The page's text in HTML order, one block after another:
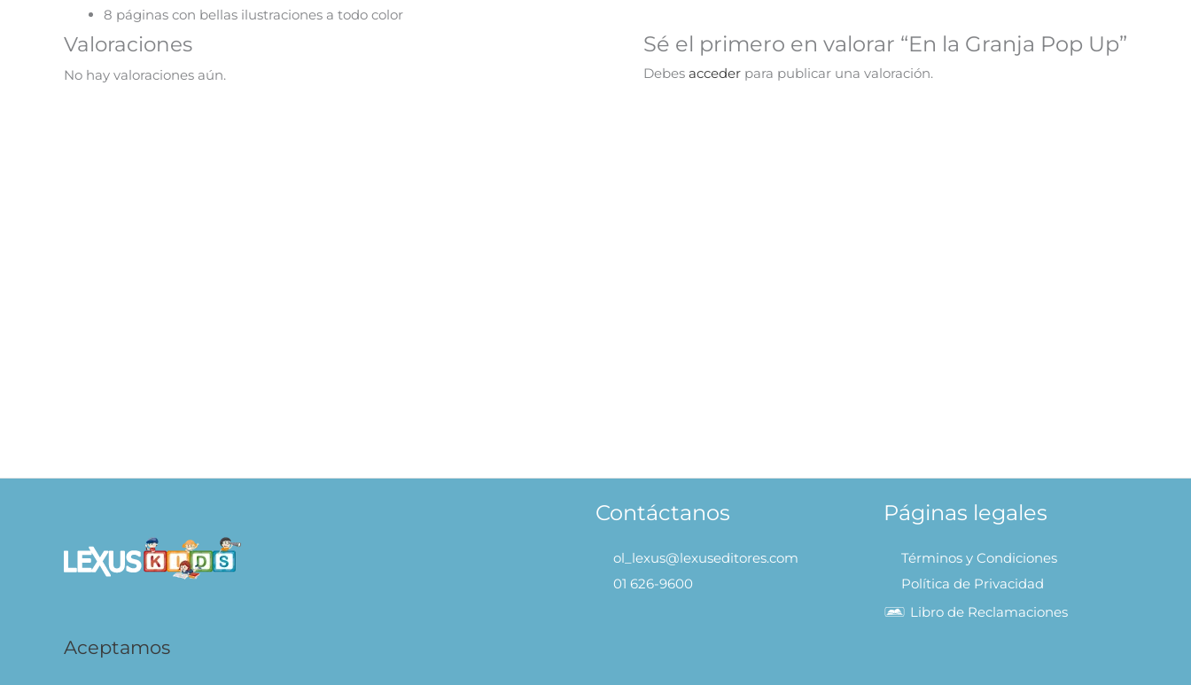
8 páginas con bellas ilustraciones a todo color
Valoraciones
No hay valoraciones aún.
Sé el primero en valorar “En la Granja Pop Up”
Debes acceder para publicar una valoración.
Aceptamos
Contáctanos
ol_lexus@lexuseditores.com
01 626-9600
Páginas legales
Términos y Condiciones
Política de Privacidad
Libro de Reclamaciones